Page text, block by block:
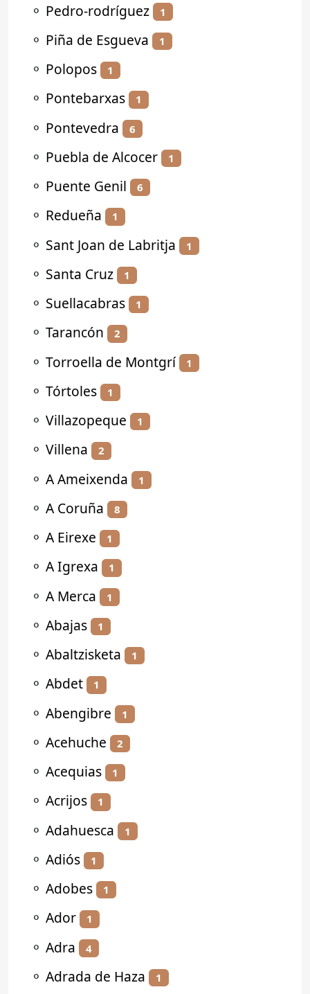
⚬ Pedro-rodríguez 1
⚬ Piña de Esgueva 1
⚬ Polopos 1
⚬ Pontebarxas 1
⚬ Pontevedra 6
⚬ Puebla de Alcocer 1
⚬ Puente Genil 6
⚬ Redueña 1
⚬ Sant Joan de Labritja 1
⚬ Santa Cruz 1
⚬ Suellacabras 1
⚬ Tarancón 2
⚬ Torroella de Montgrí 1
⚬ Tórtoles 1
⚬ Villazopeque 1
⚬ Villena 2
⚬ A Ameixenda 1
⚬ A Coruña 8
⚬ A Eirexe 1
⚬ A Igrexa 1
⚬ A Merca 1
⚬ Abajas 1
⚬ Abaltzisketa 1
⚬ Abdet 1
⚬ Abengibre 1
⚬ Acehuche 2
⚬ Acequias 1
⚬ Acrijos 1
⚬ Adahuesca 1
⚬ Adiós 1
⚬ Adobes 1
⚬ Ador 1
⚬ Adra 4
⚬ Adrada de Haza 1